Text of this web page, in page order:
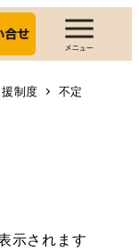
制度 不定
示されます